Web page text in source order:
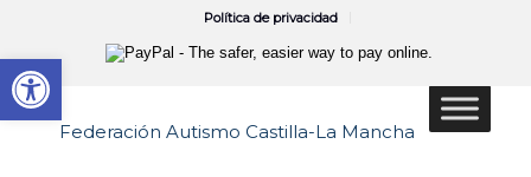
Política de privacidad
Abrir barra de herramientas